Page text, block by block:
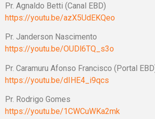
Pr. Agnaldo Betti (Canal EBD)
https://youtu.be/azX5UdEKQeo
Pr. Janderson Nascimento
https://youtu.be/OUDl6TQ_s3o
Pr. Caramuru Afonso Francisco (Portal
https://youtu.be/dIHE4_i9qcs
Pr. Rodrigo Gomes
https://youtu.be/1CWCuWKa2mk